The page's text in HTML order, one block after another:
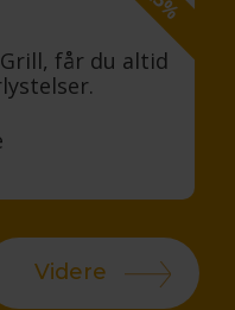
får du altid
Videre